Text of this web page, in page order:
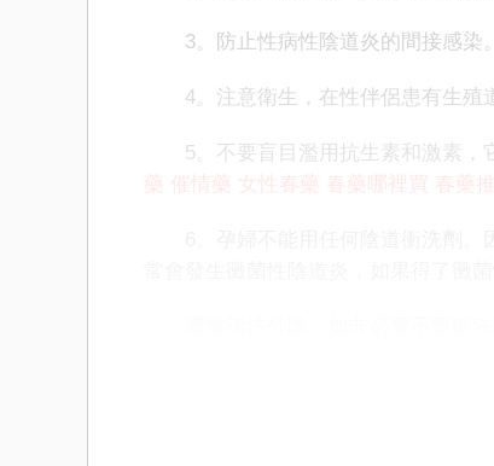
3。防止性病性陰道炎的間接感染
4。注意衛生，在性伴侶患有生殖道
5。不要盲目濫用抗生素和激素，它
藥 催情藥 女性春藥 春藥哪裡買 春藥